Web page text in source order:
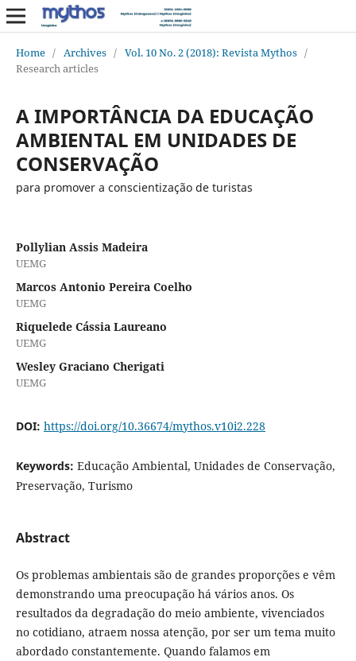
Home / Archives / Vol. 10 No. 2 (2018): Revista Mythos /
Research articles
A IMPORTÂNCIA DA EDUCAÇÃO
AMBIENTAL EM UNIDADES DE
CONSERVAÇÃO
para promover a conscientização de turistas
Pollylian Assis Madeira
UEMG
Marcos Antonio Pereira Coelho
UEMG
Riquelede Cássia Laureano
UEMG
Wesley Graciano Cherigati
UEMG
DOI: https://doi.org/10.36674/mythos.v10i2.228
Keywords: Educação Ambiental, Unidades de Conservação,
Preservação, Turismo
Abstract
Os problemas ambientais são de grandes proporções e vêm
demonstrando uma preocupação há vários anos. Os
resultados da degradação do meio ambiente, vivenciados
no cotidiano, atraem nossa atenção, por ser um tema muito
abordado constantemente. Quando falamos em